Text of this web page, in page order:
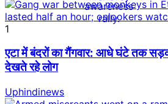
1
एटा में बंदरों का गैंगवार: आधे घंटे तक
देखते रहे लोग
Uphindinews